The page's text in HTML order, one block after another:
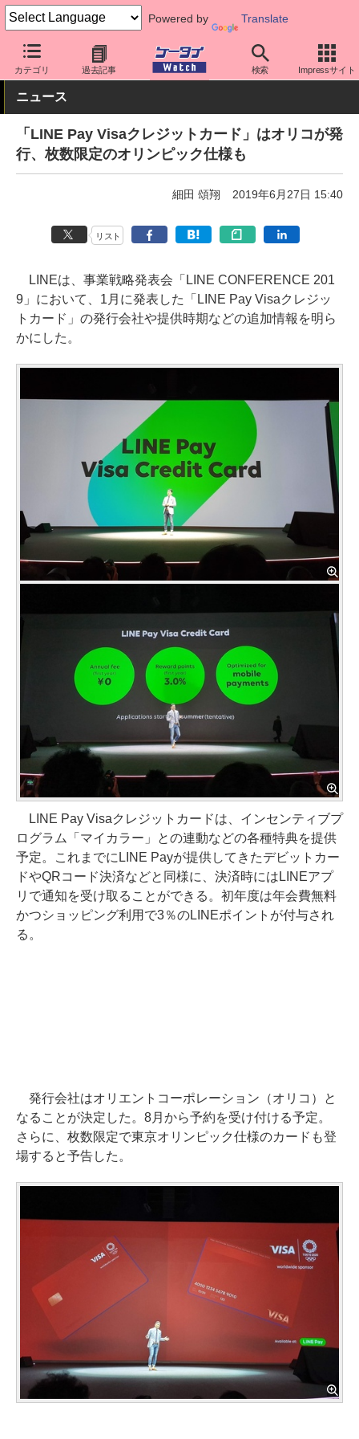
Powered by Translate
カテゴリ 過去記事 検索 Impressサイト
ケータイ Watch アプリ・サービス 決済/金融
ニュース
「LINE Pay Visaクレジットカード」はオリコが発
行、枚数限定のオリンピック仕様も
細田 頌翔 2019年6月27日 15:40
リスト
LINEは、事業戦略発表会「LINE CONFERENCE 201
9」において、1月に発表した「LINE Pay Visaクレジッ
トカード」の発行会社や提供時期などの追加情報を明ら
かにした。
LINE Pay Visaクレジットカードは、インセンティブプ
ログラム「マイカラー」との連動などの各種特典を提供
予定。これまでにLINE Payが提供してきたデビットカー
ドやQRコード決済などと同様に、決済時にはLINEアプ
リで通知を受け取ることができる。初年度は年会費無料
かつショッピング利用で3％のLINEポイントが付与され
る。
発行会社はオリエントコーポレーション（オリコ）と
なることが決定した。8月から予約を受け付ける予定。
さらに、枚数限定で東京オリンピック仕様のカードも登
場すると予告した。